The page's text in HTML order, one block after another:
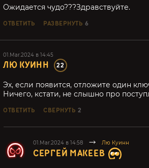
Ожидается чудо???Здравствуйте.
ОТВЕТИТЬ РАЗВЕРНУТЬ 6
01.Mar.2024 в 14:45
ЛЮ КУИНН 22
Эх, если появится, отложите один
Ничего, кстати, не слышно про
ОТВЕТИТЬ СВЕРНУТЬ 2
01.Mar.2024 в 14:58 Лю Куинн
СЕРГЕЙ МАКЕЕВ